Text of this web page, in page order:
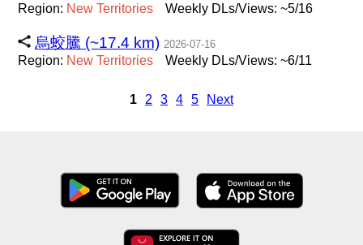
Region: New Territories Weekly DLs/Views: ~5/16
烏蛟騰 (~17.4 km) 2026-07-16
Region: New Territories Weekly DLs/Views: ~6/11
1 2 3 4 5 Next